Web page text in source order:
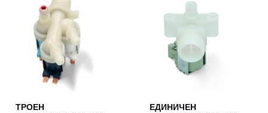
ТРОЕН
ЕДИНИЧЕН